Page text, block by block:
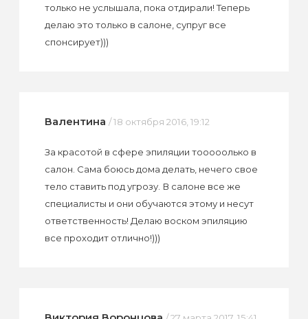
только не услышала, пока отдирали! Теперь
делаю это только в салоне, супруг все
спонсирует)))
Валентина / 18 октября 2016, 19:12
За красотой в сфере эпиляции тооооолько в
салон. Сама боюсь дома делать, нечего свое
тело ставить под угрозу. В салоне все же
специалисты и они обучаются этому и несут
ответственность! Делаю воском эпиляцию
все проходит отлично!)))